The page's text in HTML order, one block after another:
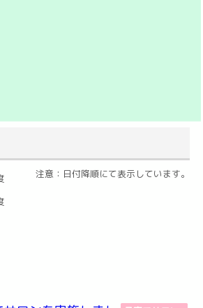
注意：日付降順にて表示しています。